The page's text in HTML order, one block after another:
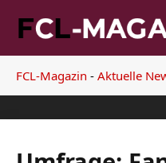
FCL-Magazin - Aktuelle